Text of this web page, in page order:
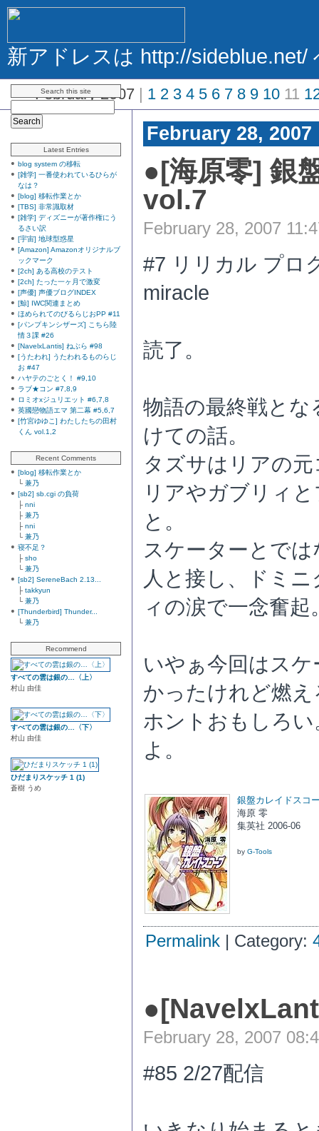
新アドレスは http://sideblue.net/
<< February 2007 | 1 2 3 4 5 6 7 8 9 10 11
Search this site
Latest Entries
blog system の移転
[雑学] 一番使われているひらが
なは？
[blog] 移転作業とか
[TBS] 非常識取材
[雑学] ディズニーが著作権にう
るさい訳
[宇宙] 地球型惑星
[Amazon] Amazonオリジナルブ
ックマーク
[2ch] ある高校のテスト
[2ch] たった一ヶ月で激変
[声優] 声優ブログINDEX
[鯨] IWC関連まとめ
ほめられてのびるらじおPP #11
[パンプキンシザーズ] こちら陸
情３課 #26
[NavelxLantis] ねぶら #98
[うたわれ] うたわれるものらじ
お #47
ハヤテのごとく！ #9,10
ラブ★コン #7,8,9
ロミオxジュリエット #6,7,8
英國戀物語エマ 第二幕 #5,6,7
[竹宮ゆゆこ] わたしたちの田村
くん vol.1,2
Recent Comments
[blog] 移転作業とか
└ 兼乃
[sb2] sb.cgi の負荷
├ nni
├ 兼乃
├ nni
└ 兼乃
寝不足？
├ sho
└ 兼乃
[sb2] SereneBach 2.13...
├ takkyun
└ 兼乃
[Thunderbird] Thunder...
└ 兼乃
Recommend
すべての雲は銀の…〈上〉
村山 由佳
すべての雲は銀の…〈下〉
村山 由佳
ひだまりスケッチ 1 (1)
蒼樹 うめ
February 28, 2007
●[海原零] 銀
vol.7
February 28, 2007
#7 リリカル プロ
miracle
読了。
物語の最終戦と
けての話。
タズサはリアの
リアやガブリィ
と。
スケーターとで
人と接し、ドミ
ィの涙で一念奮
いやぁ今回はス
かったけれど燃
ホントおもしろ
よ。
銀盤カレイドスコ
海原 零
集英社 2006-06
by G-Tools
Permalink | Category:
●
February 28, 2007
#85 2/27配信